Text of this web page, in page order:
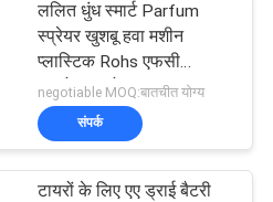
ललित धुंध स्मार्ट Parfum
स्प्रेयर खुशबू हवा मशीन
प्लास्टिक Rohs एफसी
अनुमोदन अरोमा
negotiable MOQ:बातचीत योग्य
संपर्क
टायरों के लिए एए ड्राई बैटरी